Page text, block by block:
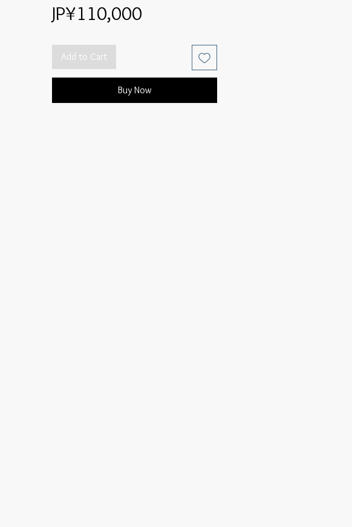
JP¥110,000Price
Add to Cart
Buy Now